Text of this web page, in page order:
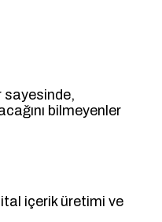
sayesinde,
bilmeyenler
içerik üretimi ve